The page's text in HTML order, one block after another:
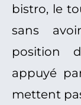
bistro, le
sans
position
appuyé
mettent